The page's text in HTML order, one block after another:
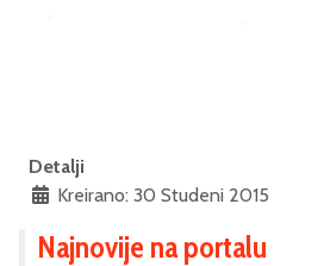
Detalji
Kreirano: 30 Studeni 2015
Najnovije na portalu